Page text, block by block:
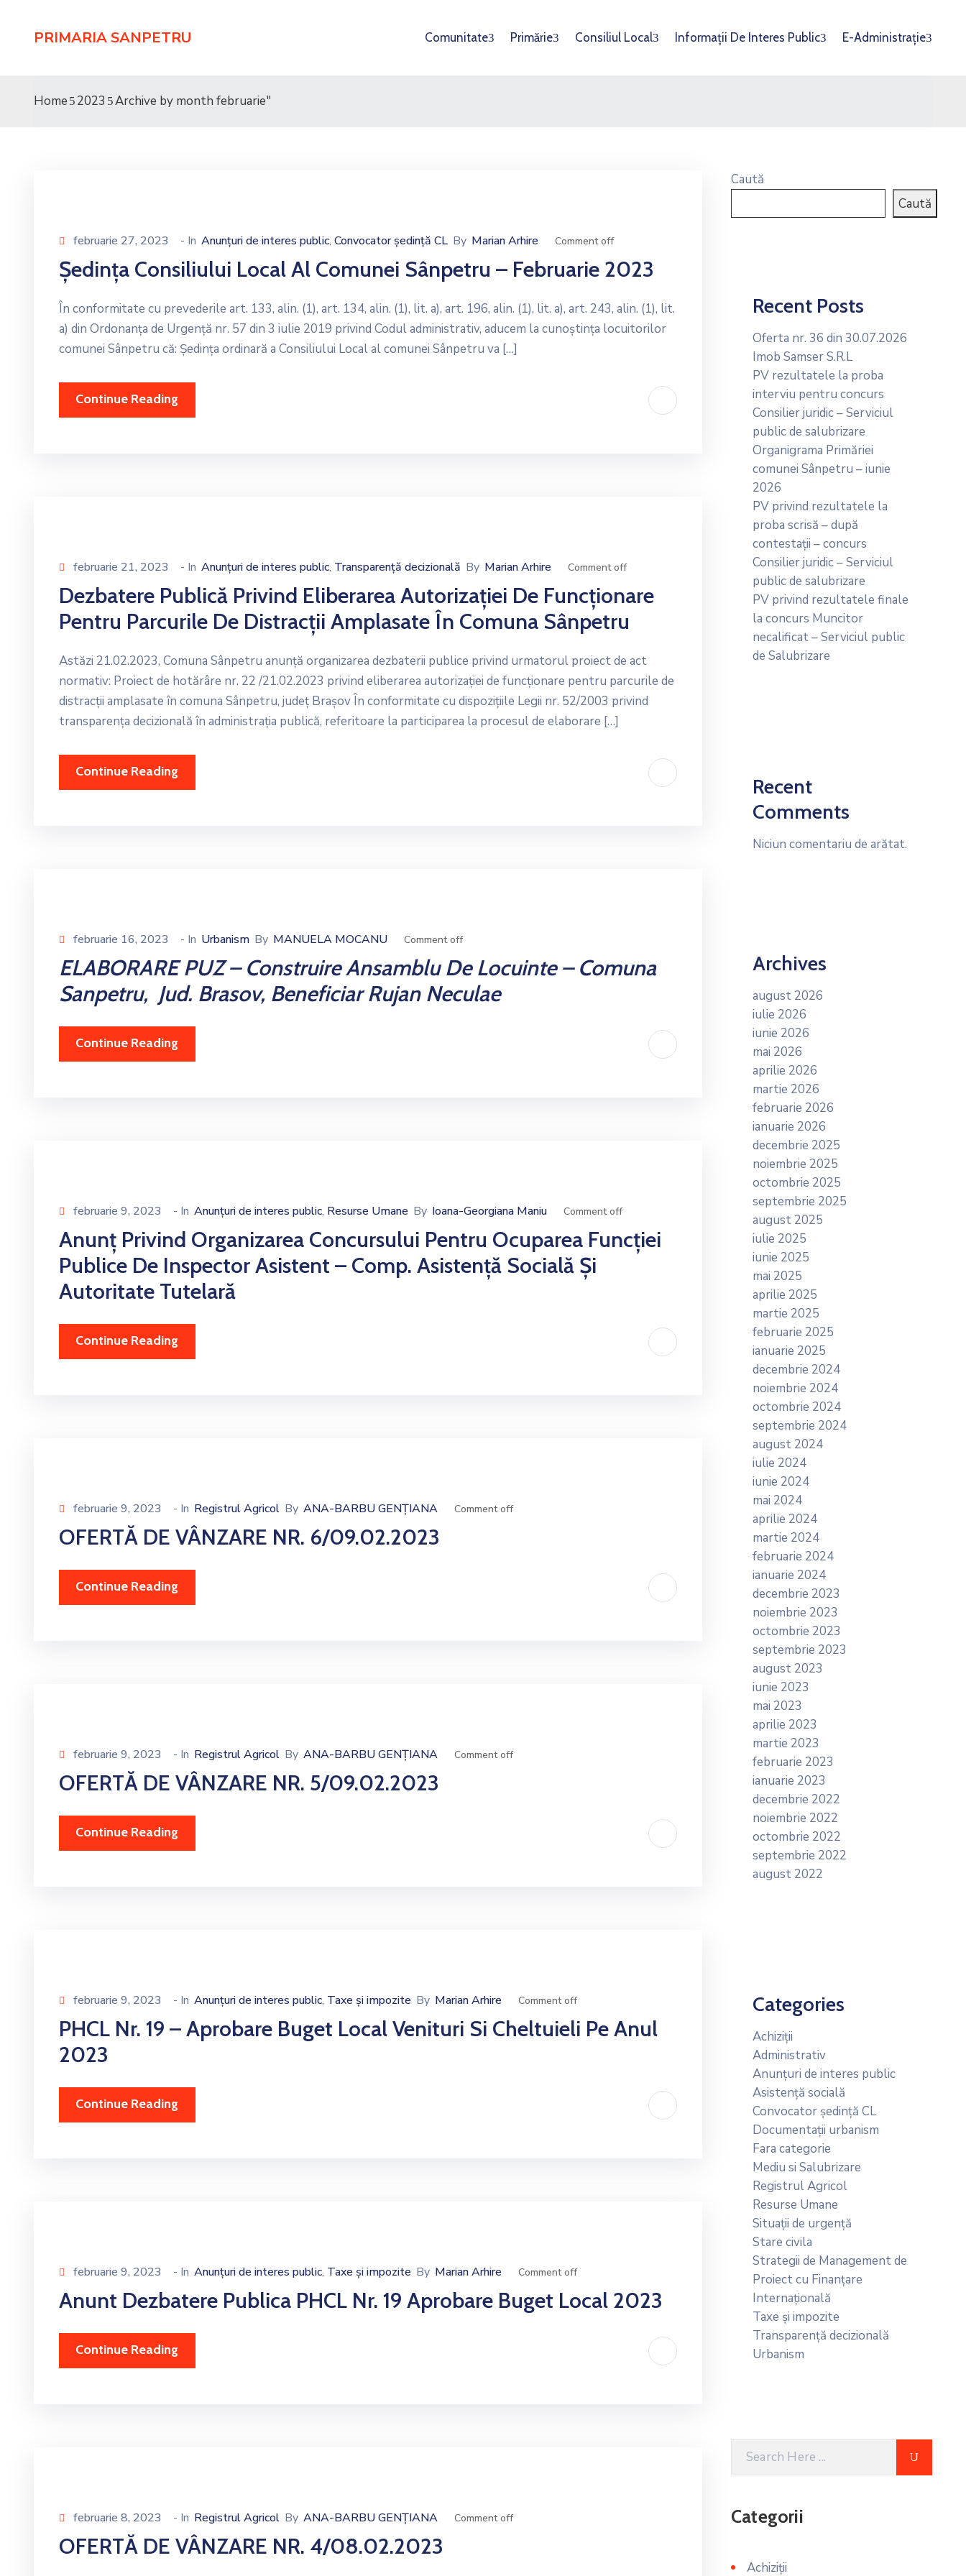
PRIMARIA SANPETRU Comunitate Primărie Consiliul Local Informații De Interes Public E-Administrație
Home 2023 Archive by month februarie"
februarie 27, 2023 - In Anunțuri de interes public‚ Convocator ședință CL By Marian Arhire Comment off
Ședința Consiliului Local Al Comunei Sânpetru – Februarie 2023
În conformitate cu prevederile art. 133, alin. (1), art. 134, alin. (1), lit. a), art. 196, alin. (1), lit. a), art. 243, alin. (1), lit.
a) din Ordonanţa de Urgenţă nr. 57 din 3 iulie 2019 privind Codul administrativ, aducem la cunoştinţa locuitorilor
comunei Sânpetru că: Ședința ordinară a Consiliului Local al comunei Sânpetru va […]
Continue Reading
februarie 21, 2023 - In Anunțuri de interes public‚ Transparență decizională By Marian Arhire Comment off
Dezbatere Publică Privind Eliberarea Autorizației De Funcționare
Pentru Parcurile De Distracții Amplasate În Comuna Sânpetru
Astăzi 21.02.2023, Comuna Sânpetru anunță organizarea dezbaterii publice privind urmatorul proiect de act
normativ: Proiect de hotărâre nr. 22 /21.02.2023 privind eliberarea autorizației de funcționare pentru parcurile de
distracții amplasate în comuna Sânpetru, județ Brașov În conformitate cu dispozițiile Legii nr. 52/2003 privind
transparenţa decizională în administraţia publică, referitoare la participarea la procesul de elaborare […]
Continue Reading
februarie 16, 2023 - In Urbanism By MANUELA MOCANU Comment off
ELABORARE PUZ – Construire Ansamblu De Locuinte – Comuna
Sanpetru, Jud. Brasov, Beneficiar Rujan Neculae
Continue Reading
februarie 9, 2023 - In Anunțuri de interes public‚ Resurse Umane By Ioana-Georgiana Maniu Comment off
Anunț Privind Organizarea Concursului Pentru Ocuparea Funcției
Publice De Inspector Asistent – Comp. Asistență Socială Și
Autoritate Tutelară
Continue Reading
februarie 9, 2023 - In Registrul Agricol By ANA-BARBU GENȚIANA Comment off
OFERTĂ DE VÂNZARE NR. 6/09.02.2023
Continue Reading
februarie 9, 2023 - In Registrul Agricol By ANA-BARBU GENȚIANA Comment off
OFERTĂ DE VÂNZARE NR. 5/09.02.2023
Continue Reading
februarie 9, 2023 - In Anunțuri de interes public‚ Taxe și impozite By Marian Arhire Comment off
PHCL Nr. 19 – Aprobare Buget Local Venituri Si Cheltuieli Pe Anul
2023
Continue Reading
februarie 9, 2023 - In Anunțuri de interes public‚ Taxe și impozite By Marian Arhire Comment off
Anunt Dezbatere Publica PHCL Nr. 19 Aprobare Buget Local 2023
Continue Reading
februarie 8, 2023 - In Registrul Agricol By ANA-BARBU GENȚIANA Comment off
OFERTĂ DE VÂNZARE NR. 4/08.02.2023
Caută
Caută
Recent Posts
Oferta nr. 36 din 30.07.2026
Imob Samser S.R.L
PV rezultatele la proba
interviu pentru concurs
Consilier juridic – Serviciul
public de salubrizare
Organigrama Primăriei
comunei Sânpetru – iunie
2026
PV privind rezultatele la
proba scrisă – după
contestații – concurs
Consilier juridic – Serviciul
public de salubrizare
PV privind rezultatele finale
la concurs Muncitor
necalificat – Serviciul public
de Salubrizare
Recent
Comments
Niciun comentariu de arătat.
Archives
august 2026
iulie 2026
iunie 2026
mai 2026
aprilie 2026
martie 2026
februarie 2026
ianuarie 2026
decembrie 2025
noiembrie 2025
octombrie 2025
septembrie 2025
august 2025
iulie 2025
iunie 2025
mai 2025
aprilie 2025
martie 2025
februarie 2025
ianuarie 2025
decembrie 2024
noiembrie 2024
octombrie 2024
septembrie 2024
august 2024
iulie 2024
iunie 2024
mai 2024
aprilie 2024
martie 2024
februarie 2024
ianuarie 2024
decembrie 2023
noiembrie 2023
octombrie 2023
septembrie 2023
august 2023
iunie 2023
mai 2023
aprilie 2023
martie 2023
februarie 2023
ianuarie 2023
decembrie 2022
noiembrie 2022
octombrie 2022
septembrie 2022
august 2022
Categories
Achiziții
Administrativ
Anunțuri de interes public
Asistență socială
Convocator ședință CL
Documentații urbanism
Fara categorie
Mediu si Salubrizare
Registrul Agricol
Resurse Umane
Situații de urgență
Stare civila
Strategii de Management de
Proiect cu Finanțare
Internațională
Taxe și impozite
Transparență decizională
Urbanism
Categorii
Achiziții